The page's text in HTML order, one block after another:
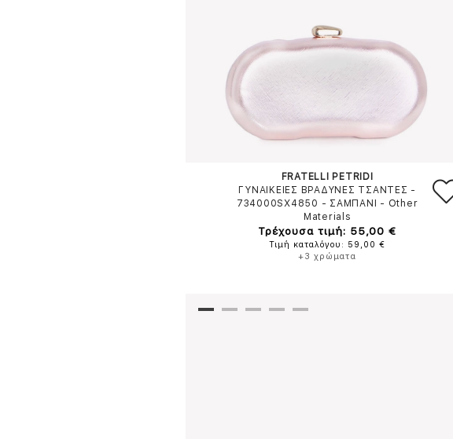
FRATELLI PETRIDI
ΓΥΝΑΙΚΕΙΕΣ ΒΡΑΔΥΝΕΣ ΤΣΑΝΤΕΣ -
734000SX4850 - ΣΑΜΠΑΝΙ - Other
Materials
Τρέχουσα τιμή: 55,00 €
Τιμή καταλόγου: 59,00 €
+3 χρώματα